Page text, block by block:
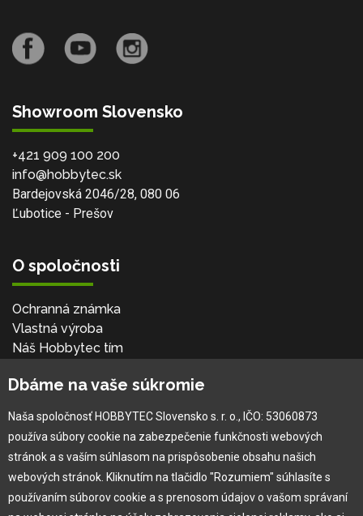
Showroom Slovensko
+421 909 100 200
info@hobbytec.sk
Bardejovská 2046/28, 080 06
Ľubotice - Prešov
O spoločnosti
Ochranná známka
Vlastná výroba
Náš Hobbytec tím
Naša história
Pre zákazníka
Garancia najlepšej ceny
Dbáme na vaše súkromie
Naša spoločnosť HOBBYTEC Slovensko s. r. o., IČO: 53060873
používa súbory cookie na zabezpečenie funkčnosti webových
stránok a s vaším súhlasom na prispôsobenie obsahu našich
webových stránok. Kliknutím na tlačidlo "Rozumiem" súhlasíte s
používaním súborov cookie a s prenosom údajov o vašom správaní